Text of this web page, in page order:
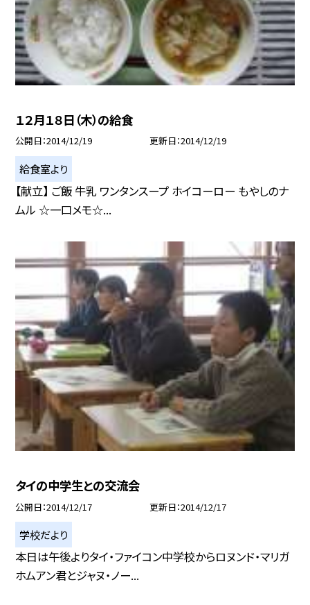
１２月１８日（木）の給食
公開日 2014/12/19 更新日 2014/12/19
給食室より
【献立】 ご飯 牛乳 ワンタンスープ ホイコーロー もやしのナ
ムル ☆一口メモ☆...
タイの中学生との交流会
公開日 2014/12/17 更新日 2014/12/17
学校だより
本日は午後よりタイ・ファイコン中学校からロヌンド・マリガ
ホムアン君とジャヌ・ノー...